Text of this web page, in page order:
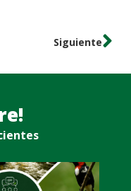
Siguiente